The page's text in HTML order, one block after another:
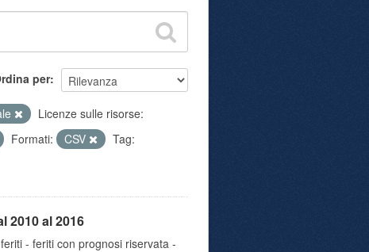
per
Licenze sulle risorse:
Formati: CSV
Tag:
2010 al 2016
- feriti con prognosi riservata -